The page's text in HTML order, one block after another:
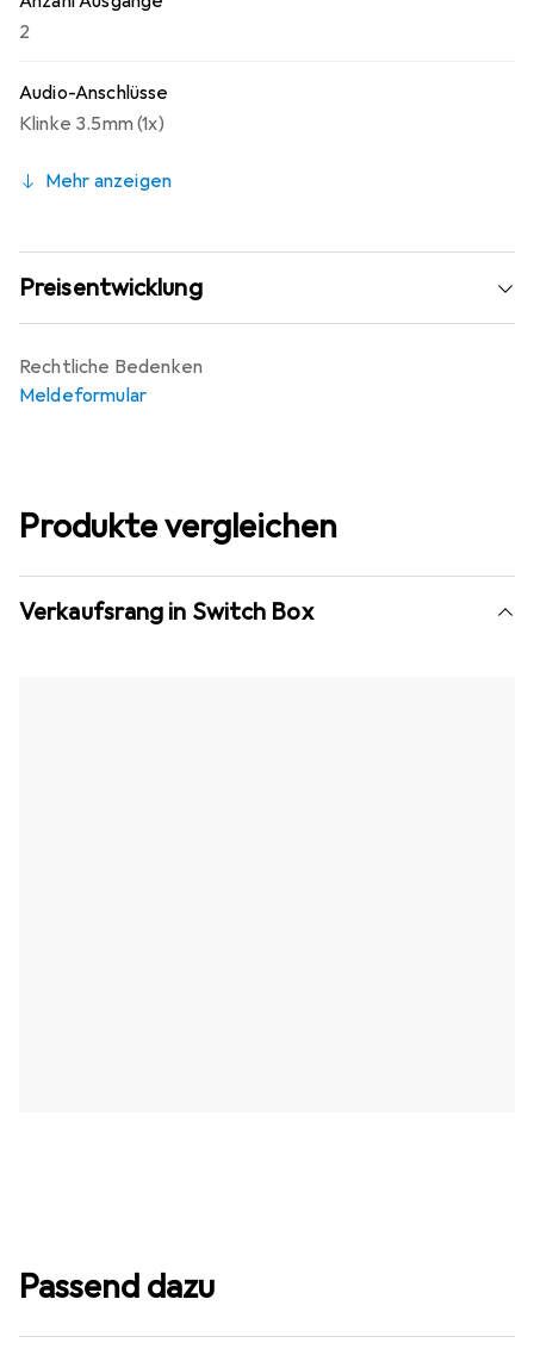
2
Audio-Anschlüsse
Klinke 3.5mm (1x)
Mehr anzeigen
Preisentwicklung
Rechtliche Bedenken
Meldeformular
Produkte vergleichen
Verkaufsrang in Switch Box
Passend dazu